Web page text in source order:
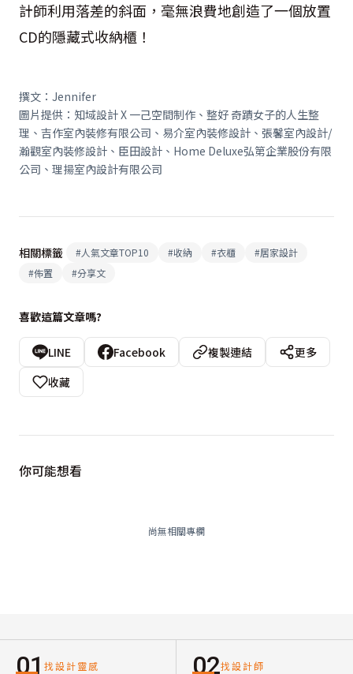
計師利用落差的斜面，毫無浪費地創造了一個放置
CD的隱藏式收納櫃！
撰文： Jennifer
圖片提供：知域設計 X 一己空間制作、整好 奇蹟女子的人生整
理、吉作室內裝修有限公司、易介室內裝修設計、張馨室內設計/
瀚觀室內裝修設計、臣田設計、 Home Deluxe弘第企業股份有限
公司、理揚室內設計有限公司
相關標籤 #人氣文章TOP10 #收納 #衣櫃 #居家設計
#佈置 #分享文
喜歡這篇文章嗎?
LINE Facebook 複製連結
更多
收藏
你可能想看
尚無相關專欄
01 找設計靈感 02找設計師